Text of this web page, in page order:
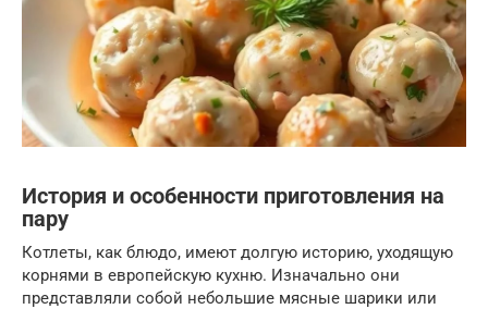
История и особенности приготовления на
пару
Котлеты, как блюдо, имеют долгую историю, уходящую
корнями в европейскую кухню. Изначально они
представляли собой небольшие мясные шарики или